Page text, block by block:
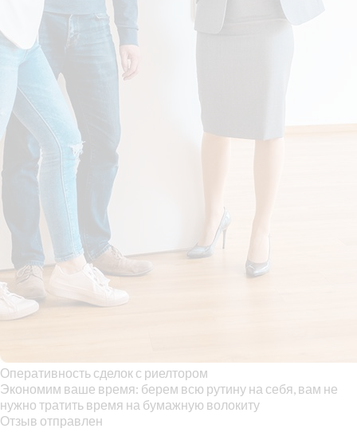
Оперативность сделок с риелтором
Экономим ваше время: берем всю рутину на себя, вам не
нужно тратить время на бумажную волокиту
Отзыв отправлен